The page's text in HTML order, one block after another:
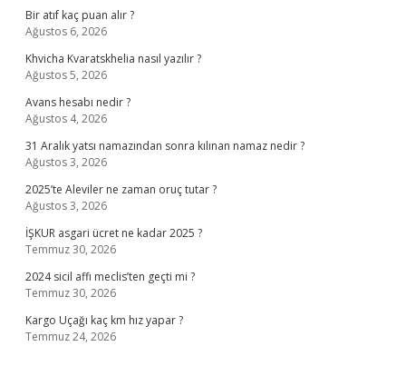
Bir atıf kaç puan alır ?
Ağustos 6, 2026
Khvicha Kvaratskhelia nasıl yazılır ?
Ağustos 5, 2026
Avans hesabı nedir ?
Ağustos 4, 2026
31 Aralık yatsı namazından sonra kılınan namaz nedir ?
Ağustos 3, 2026
2025’te Aleviler ne zaman oruç tutar ?
Ağustos 3, 2026
İŞKUR asgari ücret ne kadar 2025 ?
Temmuz 30, 2026
2024 sicil affı meclis’ten geçti mi ?
Temmuz 30, 2026
Kargo Uçağı kaç km hız yapar ?
Temmuz 24, 2026